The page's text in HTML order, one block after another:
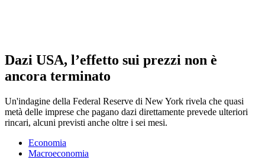
Dazi USA, l’effetto sui prezzi non è
ancora terminato
Un'indagine della Federal Reserve di New York rivela che quasi
metà delle imprese che pagano dazi direttamente prevede ulteriori
rincari, alcuni previsti anche oltre i sei mesi.
Economia
Macroeconomia